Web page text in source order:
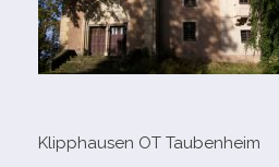
Klipphausen OT Taubenheim